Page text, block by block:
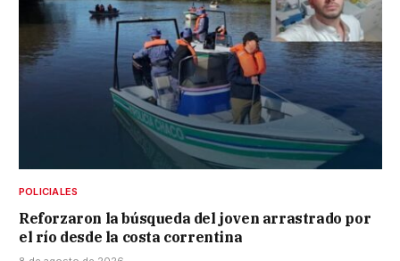
POLICIALES
Reforzaron la búsqueda del joven arrastrado por
el río desde la costa correntina